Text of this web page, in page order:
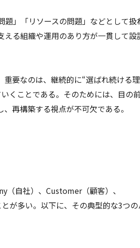
」「リソースの問題」などとして扱
る組織や運用のあり方が一貫して設
要なのは、継続的に“選ばれ続ける理
くことである。そのためには、目の
再構築する視点が不可欠である。
（自社）、Customer（顧客）、
が多い。以下に、その典型的な3つの